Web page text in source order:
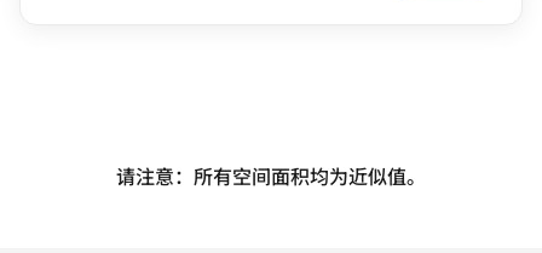
请注意：所有空间面积均为近似值。